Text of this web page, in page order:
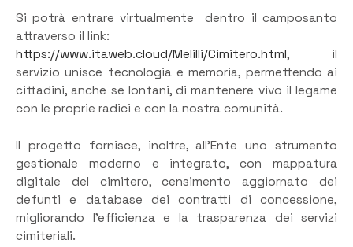
Si potrà entrare virtualmente dentro il camposanto
attraverso il link:
https://www.itaweb.cloud/Melilli/Cimitero.html, il
servizio unisce tecnologia e memoria, permettendo ai
cittadini, anche se lontani, di mantenere vivo il legame
con le proprie radici e con la nostra comunità.
Il progetto fornisce, inoltre, all’Ente uno strumento
gestionale moderno e integrato, con mappatura
digitale del cimitero, censimento aggiornato dei
defunti e database dei contratti di concessione,
migliorando l’efficienza e la trasparenza dei servizi
cimiteriali.